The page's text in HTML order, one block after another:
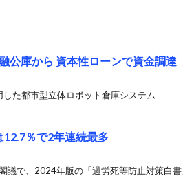
公庫から 資本性ローンで資金調達
た都市型立体ロボット倉庫システム
％で2年連続最多
で、2024年版の「過労死等防止対策白書